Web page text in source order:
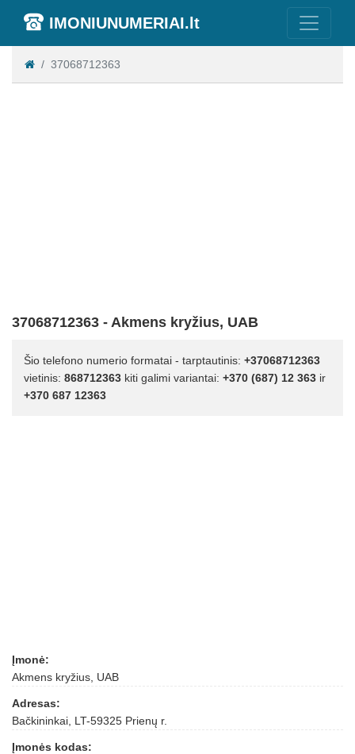
IMONIUNUMERIAI.lt
37068712363
37068712363 - Akmens kryžius, UAB
Šio telefono numerio formatai - tarptautinis: +37068712363
vietinis: 868712363 kiti galimi variantai: +370 (687) 12 363 ir
+370 687 12363
Įmonė:
Akmens kryžius, UAB
Adresas:
Bačkininkai, LT-59325 Prienų r.
Įmonės kodas: